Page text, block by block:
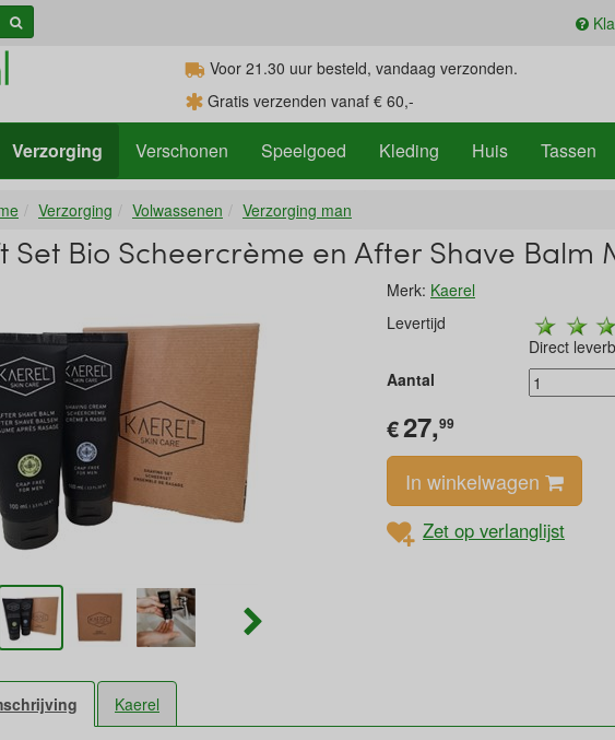
Voor 21.30 uur besteld, vandaag verzonden.
Gratis verzenden vanaf € 60,-
Verzorging Verschonen Speelgoed Kleding Huis Tassen
Verzorging Volwassenen Verzorging man
Set Bio Scheercrème en After Shave Balm
Merk: Kaerel
Levertijd
Direct
Aantal
€27,99
In winkelwagen
Zet op verlanglijst
Kaerel